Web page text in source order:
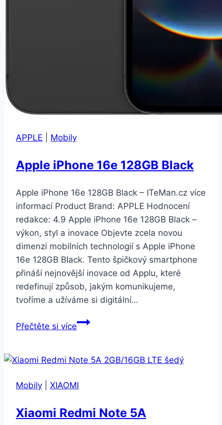
APPLE Mobily
Apple iPhone 16e 128GB Black
Apple iPhone 16e 128GB Black – ITeMan.cz více
informací Product Brand: APPLE Hodnocení
redakce: 4.9 Apple iPhone 16e 128GB Black –
výkon, styl a inovace Objevte zcela novou
dimenzi mobilních technologií s Apple iPhone
16e 128GB Black. Tento špičkový smartphone
přináší nejnovější inovace od Applu, které
redefinují způsob, jakým komunikujeme,
tvoříme a užíváme si digitální…
Přečtěte si víceApple
128GB
Mobily
XIAOMI
Xiaomi Redmi Note 5A